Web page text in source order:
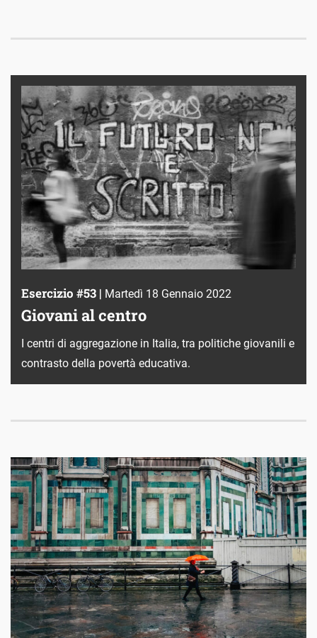
Esercizio #53 | Martedì 18 Gennaio 2022
Giovani al centro
I centri di aggregazione in Italia, tra politiche giovanili e
contrasto della povertà educativa.